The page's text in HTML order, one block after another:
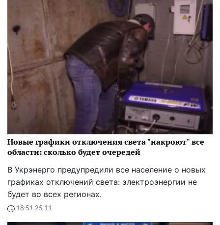
Новые графики отключения света "накроют" все
области: сколько будет очередей
В Укрэнерго предупредили все население о новых
графиках отключений света: электроэнергии не
будет во всех регионах.
18:51 25.11